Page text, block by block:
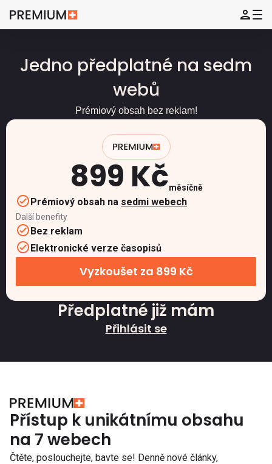
Jedno předplatné na sedm
webů
Prémiový obsah bez reklam!
899 Kčměsíčně
Prémiový obsah na sedmi webech
Další benefity
Bez reklam
Elektronické verze časopisů
Vyzkoušet za 899 Kč
Předplatné již mám
Přihlásit se
Přístup k unikátnímu obsahu
na 7 webech
Čtěte, poslouchejte, bavte se! Denně nové články,